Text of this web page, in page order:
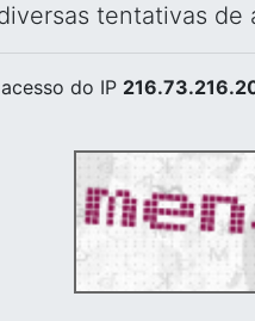
tentativas
do IP